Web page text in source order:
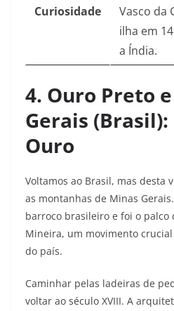
Curiosidade
Vasco da
ilha em
a Índia.
4. Ouro Preto
Gerais (Brasil):
Ouro
Voltamos ao Brasil, mas desta
as montanhas de Minas
barroco brasileiro e foi o palco
Mineira, um movimento
do país.
Caminhar pelas ladeiras de
voltar ao século XVIII. A